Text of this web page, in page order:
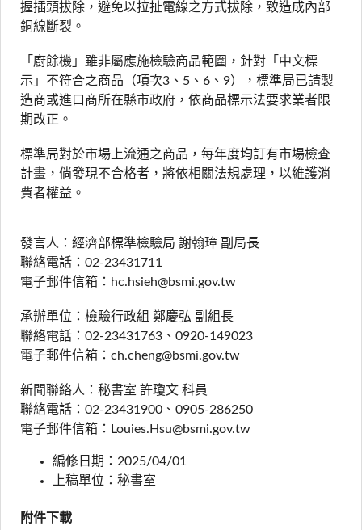
握插頭拔除，避免以拉扯電線之方式拔除，致造成內部
銅線斷裂。
「廚餘機」雖非屬應施檢驗商品範圍，針對「中文標
示」不符合之商品（項次3、5、6、9），標準局已請製
造商或進口商所在縣市政府，依商品標示法要求業者限
期改正。
標準局對於市場上流通之商品，每年度均訂有市場檢查
計畫，倘發現不合格者，將依相關法規處理，以維護消
費者權益。
發言人：經濟部標準檢驗局 謝翰璋 副局長
聯絡電話：02-23431711
電子郵件信箱：hc.hsieh@bsmi.gov.tw
承辦單位：檢驗行政組 鄭慶弘 副組長
聯絡電話：02-23431763、0920-149023
電子郵件信箱：ch.cheng@bsmi.gov.tw
新聞聯絡人：秘書室 許瓊文 科員
聯絡電話：02-23431900、0905-286250
電子郵件信箱：Louies.Hsu@bsmi.gov.tw
編修日期：2025/04/01
上稿單位：秘書室
附件下載